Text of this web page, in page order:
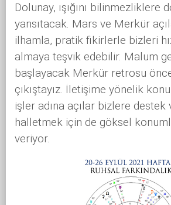
Dolunay, ışığını bilinmezliklere
yansıtacak. Mars ve Merkür
ilhamla, pratik fikirlerle bizleri
almaya teşvik edebilir. Malum
başlayacak Merkür retrosu
çıkıştayız. İletişime yönelik
işler adına açılar bizlere destek
halletmek için de göksel
veriyor.